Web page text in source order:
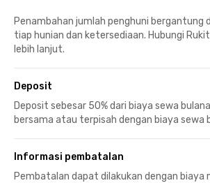
Penambahan jumlah penghuni bergantung
tiap hunian dan ketersediaan. Hubungi
lebih lanjut.
Deposit
Deposit sebesar 50% dari biaya sewa
bersama atau terpisah dengan biaya sewa
Informasi pembatalan
Pembatalan dapat dilakukan dengan biaya